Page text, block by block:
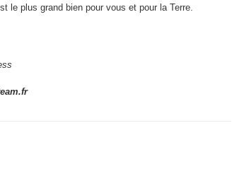
le plus grand bien pour vous et pour la Terre.